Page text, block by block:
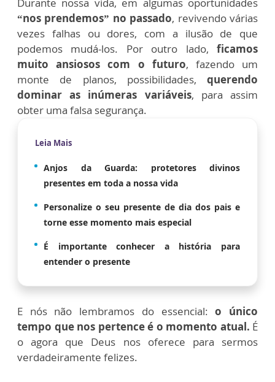
Durante nossa vida, em algumas oportunidades
“nos prendemos” no passado, revivendo várias
vezes falhas ou dores, com a ilusão de que
podemos mudá-los. Por outro lado, ficamos
muito ansiosos com o futuro, fazendo um
monte de planos, possibilidades, querendo
dominar as inúmeras variáveis, para assim
obter uma falsa segurança.
Leia Mais
Anjos da Guarda: protetores divinos
presentes em toda a nossa vida
Personalize o seu presente de dia dos pais e
torne esse momento mais especial
É importante conhecer a história para
entender o presente
E nós não lembramos do essencial: o único
tempo que nos pertence é o momento atual. É
o agora que Deus nos oferece para sermos
verdadeiramente felizes.